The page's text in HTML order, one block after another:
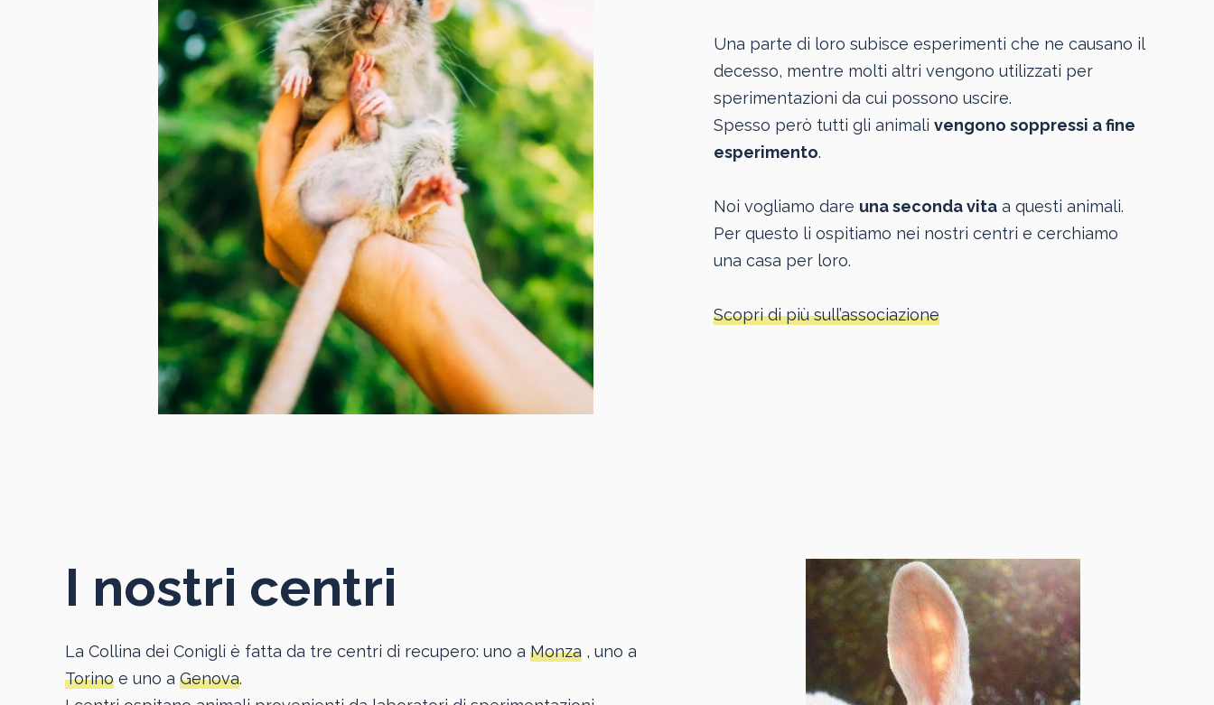
Una parte di loro subisce esperimenti che ne causano il
decesso, mentre molti altri vengono utilizzati per
sperimentazioni da cui possono uscire.
Spesso però tutti gli animali vengono soppressi a fine
esperimento.
Noi vogliamo dare una seconda vitaa questi animali.
Per questo li ospitiamo nei nostri centri e cerchiamo
una casa per loro.
Scopri di più sull’associazione
I nostri centri
La Collina dei Conigli è fatta da tre centri di recupero: uno a Monza , uno a
Torino e uno a Genova.